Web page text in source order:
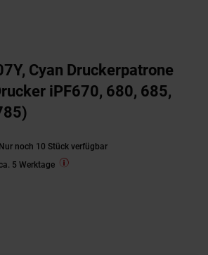
Cyan Druckerpatrone
iPF670, 680, 685,
Nur noch 10 Stück verfügbar
5 Werktage